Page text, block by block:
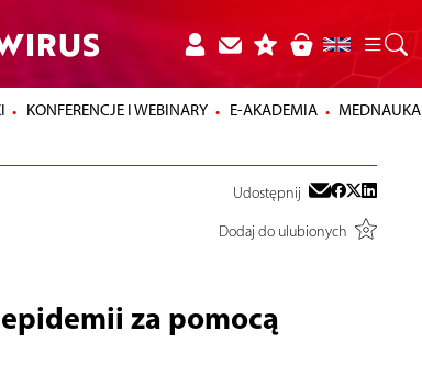
KONFERENCJE I WEBINARY E-AKADEMIA MEDNAUKA
Udostępnij
Dodaj do ulubionych
za pomocą